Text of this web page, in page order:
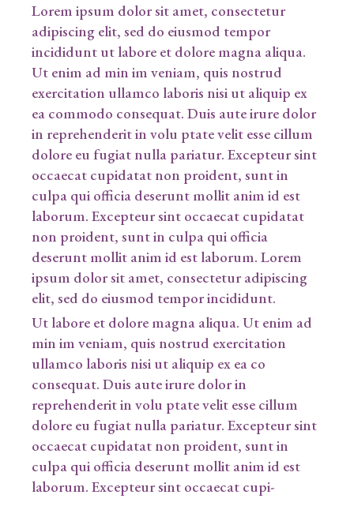
Lorem ipsum dolor sit amet, consectetur
adipiscing elit, sed do eiusmod tempor
incididunt ut labore et dolore magna aliqua.
Ut enim ad min im veniam, quis nostrud
exercitation ullamco laboris nisi ut aliquip ex
ea commodo consequat. Duis aute irure dolor
in reprehenderit in volu ptate velit esse cillum
dolore eu fugiat nulla pariatur. Excepteur sint
occaecat cupidatat non proident, sunt in
culpa qui officia deserunt mollit anim id est
laborum. Excepteur sint occaecat cupidatat
non proident, sunt in culpa qui officia
deserunt mollit anim id est laborum. Lorem
ipsum dolor sit amet, consectetur adipiscing
elit, sed do eiusmod tempor incididunt.
Ut labore et dolore magna aliqua. Ut enim ad
min im veniam, quis nostrud exercitation
ullamco laboris nisi ut aliquip ex ea co
consequat. Duis aute irure dolor in
reprehenderit in volu ptate velit esse cillum
dolore eu fugiat nulla pariatur. Excepteur sint
occaecat cupidatat non proident, sunt in
culpa qui officia deserunt mollit anim id est
laborum. Excepteur sint occaecat cupi-